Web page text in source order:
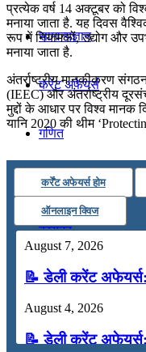
सामान्यज्ञान
करेंट अफेयर्स
गणित
तर्कशक्ति
कंप्यूटर
अंग्रेजी
मॉक टेस्ट
प्रत्येक वर्ष 14 अक्टूबर को
मनाया जाता है. यह दिवस
रूप में नियामकों, उद्योग और
मनाया जाता है.
अंतर्राष्ट्रीय मानकीकरण
(IEEC) और अंतर्राष्ट्रीय
मुद्दों के आधार पर विश्व मानक
यानि 2020 की थीम
कर्रेंट अफेयर्स होम
ऑनलाइन क्विज
August 7, 2026
📝 डेली करेंट
August 4, 2026
📝 डेली करेंट